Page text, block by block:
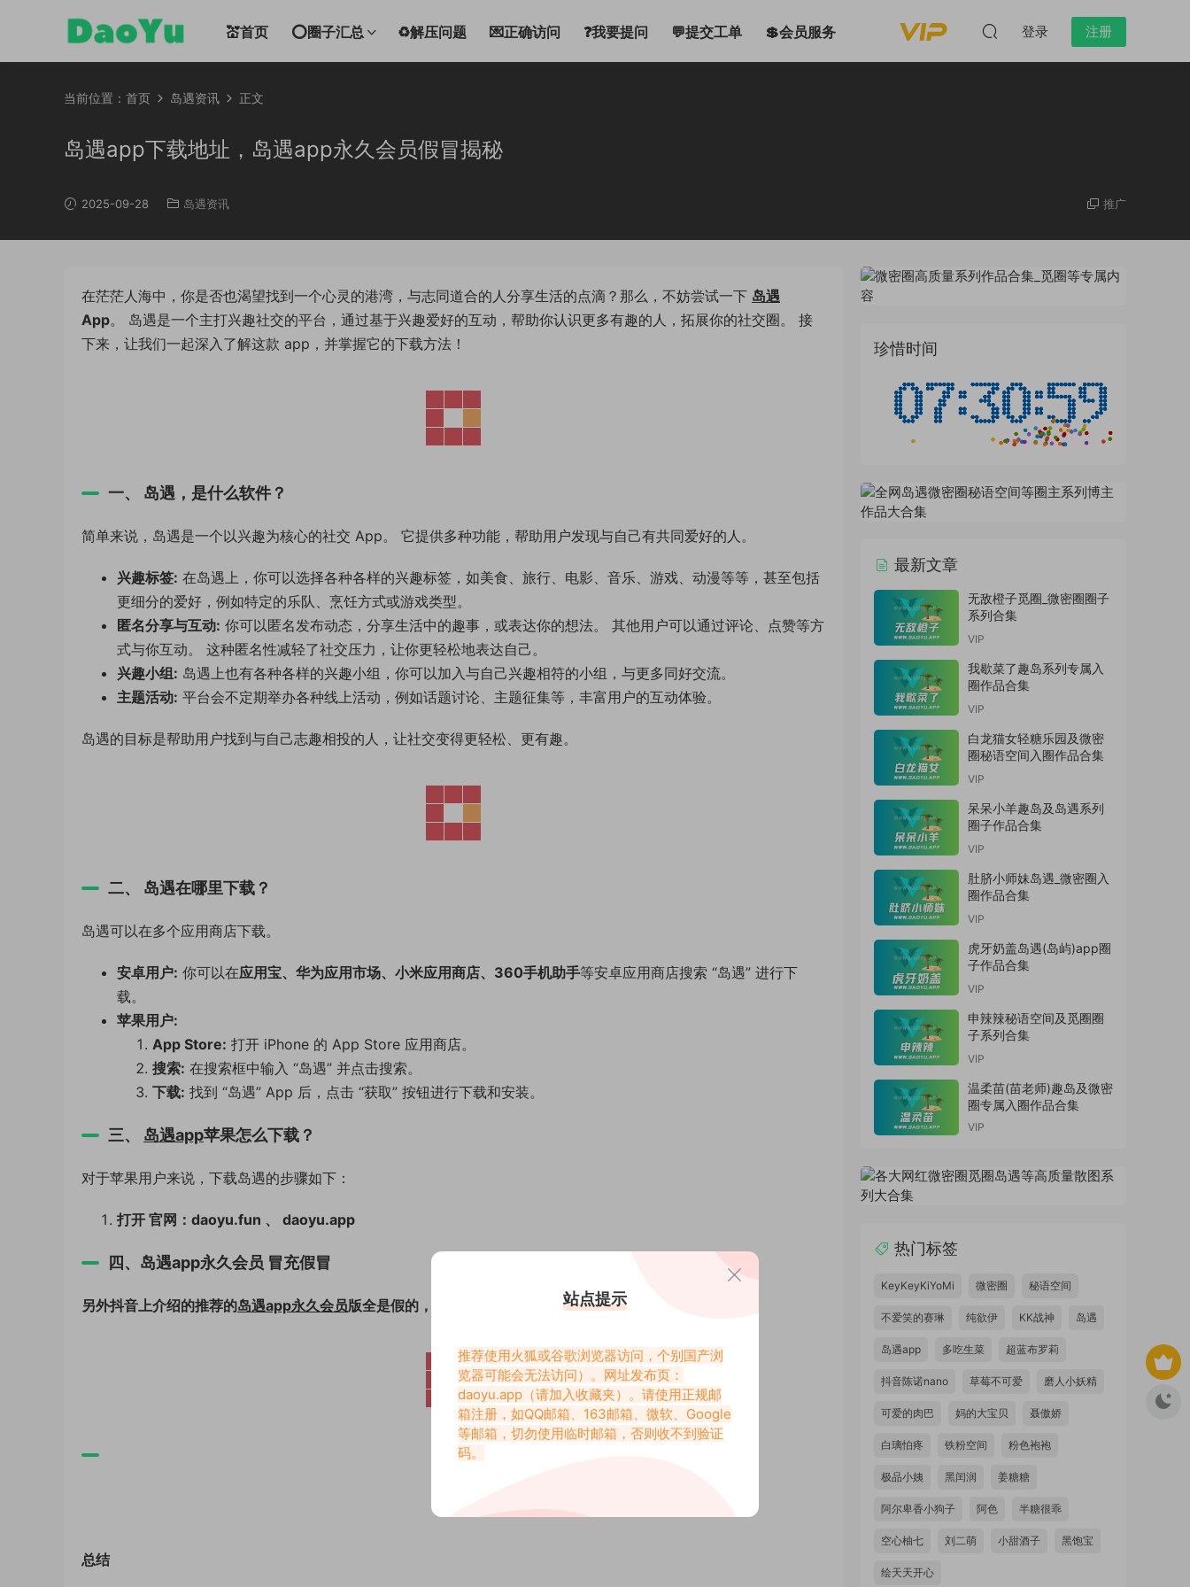
💒首页 ⭕圈子汇总 ♻解压问题 💌正确访问 ❓我要提问 💬提交工单 💲会员服务 登录 注册
当前位置： 首页 岛遇资讯 正文
岛遇app下载地址，岛遇app永久会员假冒揭秘
2025-09-28 岛遇资讯 推广
在茫茫人海中，你是否也渴望找到一个心灵的港湾，与志同道合的人分享生活的点滴？那么，不妨尝试一下 岛遇
App。 岛遇是一个主打兴趣社交的平台，通过基于兴趣爱好的互动，帮助你认识更多有趣的人，拓展你的社交圈。 接
下来，让我们一起深入了解这款 app，并掌握它的下载方法！
一、 岛遇，是什么软件？
简单来说，岛遇是一个以兴趣为核心的社交 App。 它提供多种功能，帮助用户发现与自己有共同爱好的人。
兴趣标签: 在岛遇上，你可以选择各种各样的兴趣标签，如美食、旅行、电影、音乐、游戏、动漫等等，甚至包括
更细分的爱好，例如特定的乐队、烹饪方式或游戏类型。
匿名分享与互动: 你可以匿名发布动态，分享生活中的趣事，或表达你的想法。 其他用户可以通过评论、点赞等方
式与你互动。 这种匿名性减轻了社交压力，让你更轻松地表达自己。
兴趣小组: 岛遇上也有各种各样的兴趣小组，你可以加入与自己兴趣相符的小组，与更多同好交流。
主题活动: 平台会不定期举办各种线上活动，例如话题讨论、主题征集等，丰富用户的互动体验。
岛遇的目标是帮助用户找到与自己志趣相投的人，让社交变得更轻松、更有趣。
二、 岛遇在哪里下载？
岛遇可以在多个应用商店下载。
安卓用户: 你可以在应用宝、华为应用市场、小米应用商店、360手机助手等安卓应用商店搜索 “岛遇” 进行下
载。
苹果用户:
App Store: 打开 iPhone 的 App Store 应用商店。
搜索: 在搜索框中输入 “岛遇” 并点击搜索。
下载: 找到 “岛遇” App 后，点击 “获取” 按钮进行下载和安装。
三、 岛遇app苹果怎么下载？
对于苹果用户来说，下载岛遇的步骤如下：
打开 官网：daoyu.fun 、 daoyu.app
四、岛遇app永久会员 冒充假冒
另外抖音上介绍的推荐的岛遇app永久会员版全是假的，下载后全是广告软件，切勿相信！
总结
珍惜时间
最新文章
无敌橙子觅圈_微密圈圈子
系列合集
VIP
我歇菜了趣岛系列专属入
圈作品合集
VIP
白龙猫女轻糖乐园及微密
圈秘语空间入圈作品合集
VIP
呆呆小羊趣岛及岛遇系列
圈子作品合集
VIP
肚脐小师妹岛遇_微密圈入
圈作品合集
VIP
虎牙奶盖岛遇(岛屿)app圈
子作品合集
VIP
申辣辣秘语空间及觅圈圈
子系列合集
VIP
温柔苗(苗老师)趣岛及微密
圈专属入圈作品合集
VIP
热门标签
KeyKeyKiYoMi 微密圈 秘语空间
不爱笑的赛琳 纯欲伊 KK战神 岛遇
岛遇app 多吃生菜 超蓝布罗莉
抖音陈诺nano 草莓不可爱 磨人小妖精
可爱的肉巴 妈的大宝贝 聂傲娇
白璃怕疼 铁粉空间 粉色袍袍
极品小姨 黑闰润 姜糖糖
阿尔卑香小狗子 阿色 半糖很乖
空心柚七 刘二萌 小甜酒子 黑饱宝
绘天天开心
站点提示
推荐使用火狐或谷歌浏览器访问，个别国产浏
览器可能会无法访问）。网址发布页：
daoyu.app （请加入收藏夹）。请使用正规邮
箱注册，如QQ邮箱、163邮箱、微软、Google
等邮箱，切勿使用临时邮箱，否则收不到验证
码。